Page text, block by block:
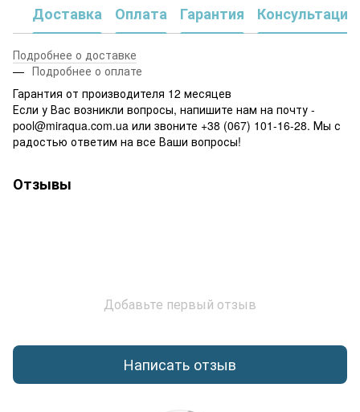
Доставка Оплата Гарантия Консультация
Подробнее о доставке
Подробнее о оплате
Гарантия от производителя 12 месяцев
Если у Вас возникли вопросы, напишите нам на почту -
pool@miraqua.com.ua или звоните +38 (067) 101-16-28. Мы с
радостью ответим на все Ваши вопросы!
Отзывы
Добавьте первый отзыв
Написать отзыв